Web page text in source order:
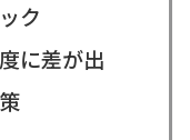
ク
に差が出